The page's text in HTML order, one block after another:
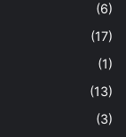
(6)
(17)
(1)
(13)
(3)